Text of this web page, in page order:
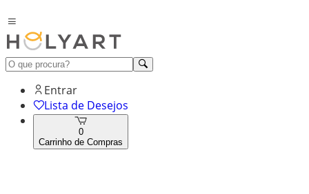
Entrar
Lista de Desejos
0
Carrinho de Compras